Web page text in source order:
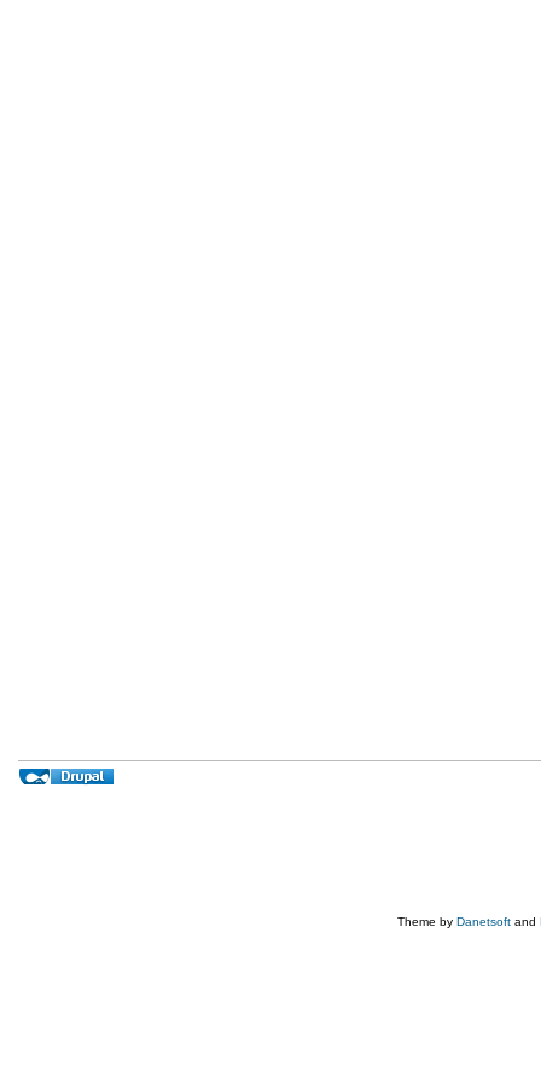
Theme by Danetsoft and